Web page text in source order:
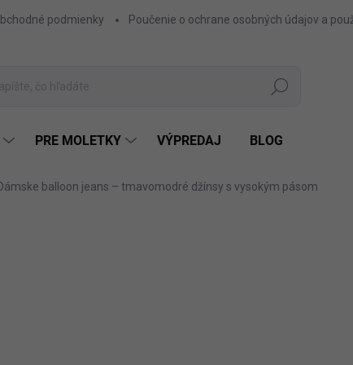
podmienky Poučenie o ochrane osobných údajov a
Hľadať
PRE MOLETKY VÝPREDAJ BLOG
balloon jeans – tmavomodré džínsy s vysokým pásom